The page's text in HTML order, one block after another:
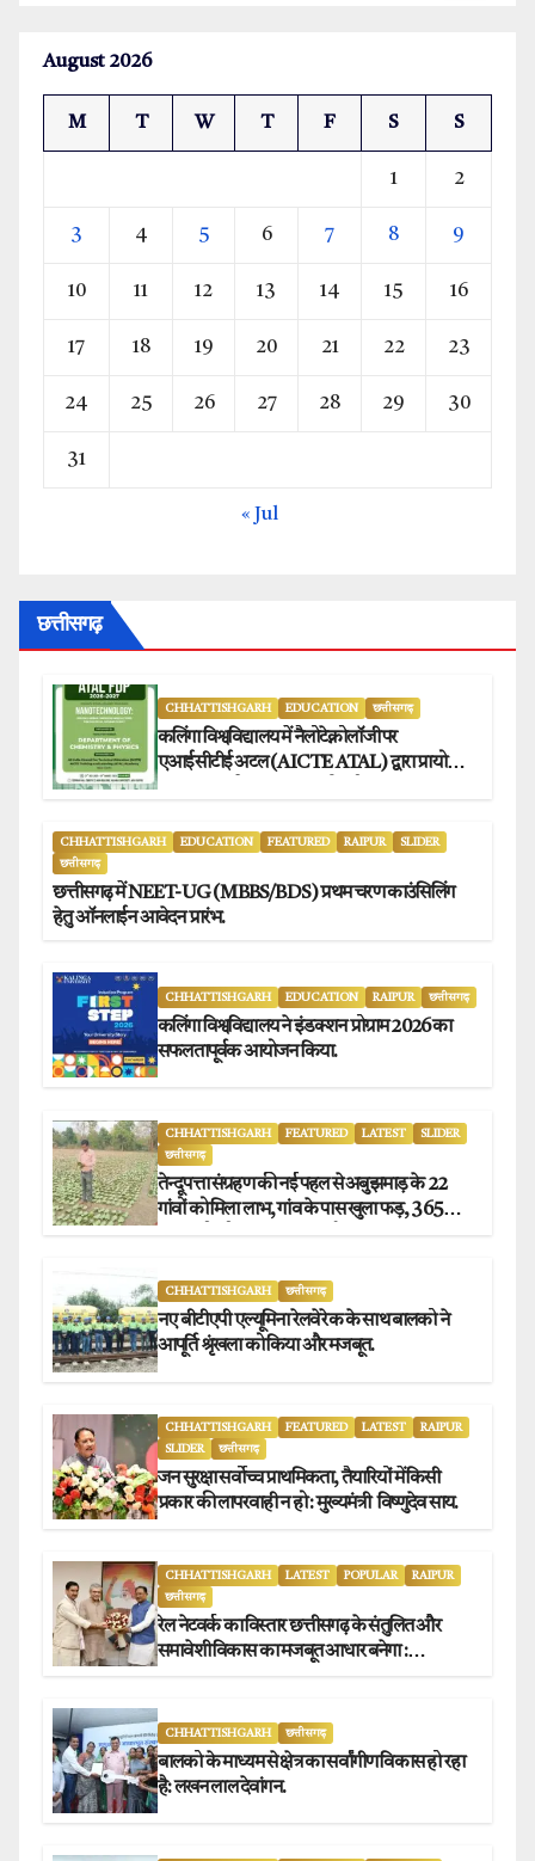
August 2026
M T W T F S S
1 2
3 4 5 6 7 8 9
10 11 12 13 14 15 16
17 18 19 20 21 22 23
24 25 26 27 28 29 30
31
« Jul
छत्तीसगढ़
CHHATTISHGARH EDUCATION छत्तीसगढ़
कलिंगा विश्वविद्यालय में नैलोटेक्नोलॉजी पर
एआईसीटीई अटल (AICTE ATAL) द्वारा प्रायोजित
CHHATTISHGARH EDUCATION FEATURED RAIPUR
SLIDER
छत्तीसगढ़
छत्तीसगढ़ में NEET-UG (MBBS/BDS) प्रथम चरण काउंसिलिंग
हेतु ऑनलाईन आवेदन प्रारंभ.
CHHATTISHGARH EDUCATION RAIPUR छत्तीसगढ़
कलिंगा विश्वविद्यालय ने इंडक्शन प्रोग्राम 2026 का
सफलतापूर्वक आयोजन किया.
CHHATTISHGARH FEATURED LATEST
SLIDER
छत्तीसगढ़
तेन्दूपत्ता संग्रहण की नई पहल से अबुझमाड़ के 22
गांवों को मिला लाभ, गांव के पास खुला फड़, 365
CHHATTISHGARH छत्तीसगढ़
नए बीटीएपी एल्यूमिना रेलवे रेक के साथ बालको ने
आपूर्ति श्रृंखला को किया और मजबूत.
CHHATTISHGARH FEATURED LATEST
RAIPUR
SLIDER
छत्तीसगढ़
जन सुरक्षा सर्वोच्च प्राथमिकता, तैयारियों में किसी
प्रकार की लापरवाही न हो : मुख्यमंत्री विष्णुदेव साय.
CHHATTISHGARH LATEST POPULAR
RAIPUR
छत्तीसगढ़
रेल नेटवर्क का विस्तार छत्तीसगढ़ के संतुलित और
समावेशी विकास का मजबूत आधार बनेगा :
CHHATTISHGARH छत्तीसगढ़
बालको के माध्यम से क्षेत्र का सर्वांगीण विकास हो रहा
है: लखन लाल देवांगन.